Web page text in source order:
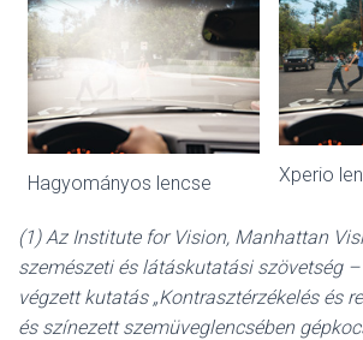
Hagyományos lencse Xperio
(1) Az Institute for Vision, Manhattan
szemészeti és látáskutatási szövetség
végzett kutatás „Kontrasztérzékelés és
és színezett szemüveglencsében